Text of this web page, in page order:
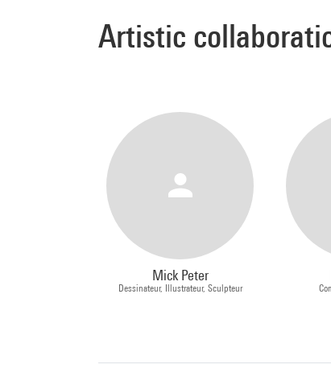
Artistic
Mick Peter
Dessinateur, Illustrateur, Sculpteur